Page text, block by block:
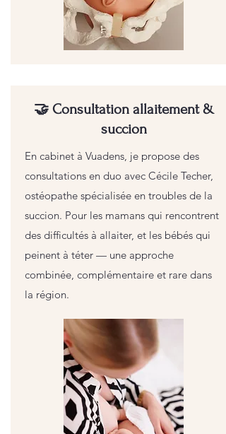
🤝 Consultation allaitement &
succion
En cabinet à Vuadens, je propose des
consultations en duo avec Cécile Techer,
ostéopathe spécialisée en troubles de la
succion. Pour les mamans qui rencontrent
des difficultés à allaiter, et les bébés qui
peinent à téter — une approche
combinée, complémentaire et rare dans
la région.